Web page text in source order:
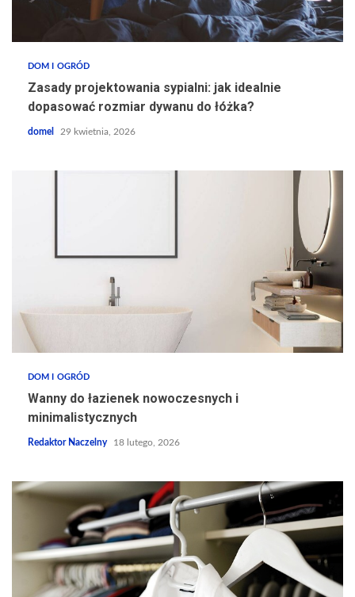
DOM I OGRÓD
Zasady projektowania sypialni: jak idealnie
dopasować rozmiar dywanu do łóżka?
domel 29 kwietnia, 2026
DOM I OGRÓD
Wanny do łazienek nowoczesnych i
minimalistycznych
Redaktor Naczelny 18 lutego, 2026